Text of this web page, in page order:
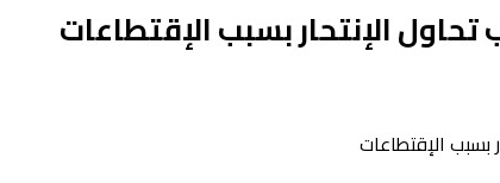
الإنتحار بسبب الإقتطاعات